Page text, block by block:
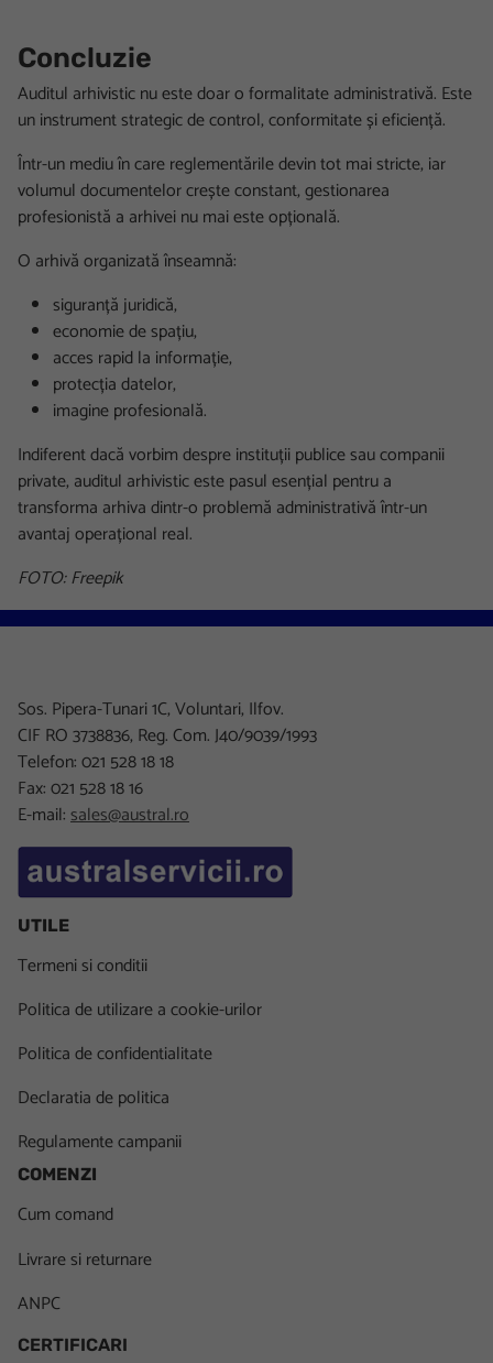
Concluzie
Auditul arhivistic nu este doar o formalitate administrativă. Este
un instrument strategic de control, conformitate și eficiență.
Într-un mediu în care reglementările devin tot mai stricte, iar
volumul documentelor crește constant, gestionarea
profesionistă a arhivei nu mai este opțională.
O arhivă organizată înseamnă:
siguranță juridică,
economie de spațiu,
acces rapid la informație,
protecția datelor,
imagine profesională.
Indiferent dacă vorbim despre instituții publice sau companii
private, auditul arhivistic este pasul esențial pentru a
transforma arhiva dintr-o problemă administrativă într-un
avantaj operațional real.
FOTO: Freepik
Sos. Pipera-Tunari 1C, Voluntari, Ilfov.
CIF RO 3738836, Reg. Com. J40/9039/1993
Telefon: 021 528 18 18
Fax: 021 528 18 16
E-mail:sales@austral.ro
UTILE
Termeni si conditii
Politica de utilizare a cookie-urilor
Politica de confidentialitate
Declaratia de politica
Regulamente campanii
COMENZI
Cum comand
Livrare si returnare
ANPC
CERTIFICARI